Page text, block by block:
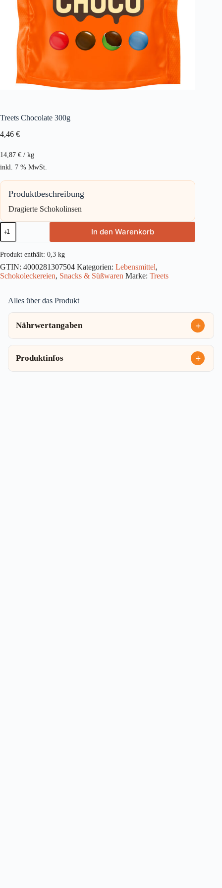
Treets Chocolate 300g
4,46 €
14,87 € / kg
inkl. 7 % MwSt.
Produktbeschreibung
Dragierte Schokolinsen
Treets
Chocolate
300g
Menge
In den Warenkorb
Produkt enthält: 0,3 kg
GTIN: 4000281307504 Kategorien: Lebensmittel,
Schokoleckereien, Snacks & Süßwaren Marke: Treets
Alles über das Produkt
Nährwertangaben
Produktinfos